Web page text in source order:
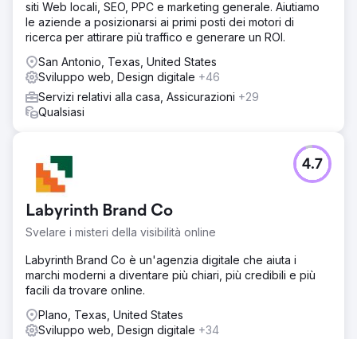
siti Web locali, SEO, PPC e marketing generale. Aiutiamo
le aziende a posizionarsi ai primi posti dei motori di
ricerca per attirare più traffico e generare un ROI.
San Antonio, Texas, United States
Sviluppo web, Design digitale +46
Servizi relativi alla casa, Assicurazioni +29
Qualsiasi
Labyrinth Brand Co
Svelare i misteri della visibilità online
4.7
Labyrinth Brand Co è un'agenzia digitale che aiuta i
marchi moderni a diventare più chiari, più credibili e più
facili da trovare online.
Plano, Texas, United States
Sviluppo web, Design digitale +34